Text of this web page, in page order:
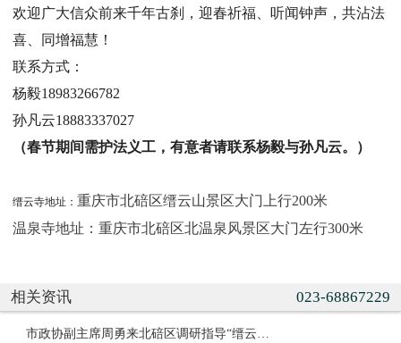
欢迎广大信众前来千年古刹，迎春祈福、听闻钟声，共沾法
喜、同增福慧！
联系方式：
杨毅18983266782
孙凡云18883337027
（春节期间需护法义工，有意者请联系杨毅与孙凡云。）
缙云寺地址： 重庆市北碚区缙云山景区大门上行200米
温泉寺地址：重庆市北碚区北温泉风景区大门左行300米
相关资讯 023-68867229